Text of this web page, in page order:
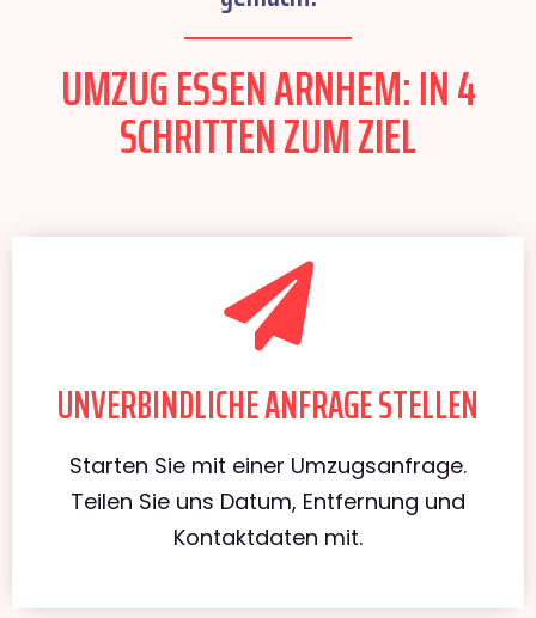
UMZUG ESSEN ARNHEM: IN 4
SCHRITTEN ZUM ZIEL
UNVERBINDLICHE ANFRAGE STELLEN
Starten Sie mit einer Umzugsanfrage.
Teilen Sie uns Datum, Entfernung und
Kontaktdaten mit.